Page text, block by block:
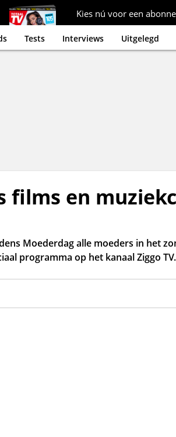
Kies nú voor een
Tests Interviews Uitgelegd
films en
Moederdag alle moeders in het
programma op het kanaal Ziggo TV.